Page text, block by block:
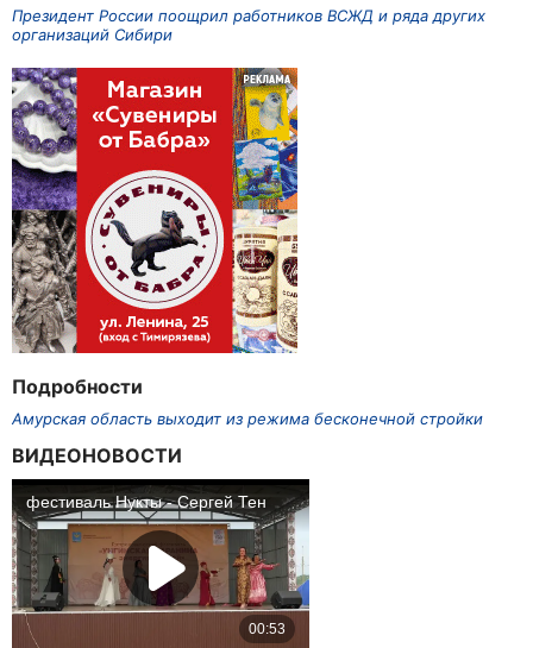
Президент России поощрил работников ВСЖД и ряда других
организаций Сибири
Подробности
Амурская область выходит из режима бесконечной стройки
ВИДЕОНОВОСТИ